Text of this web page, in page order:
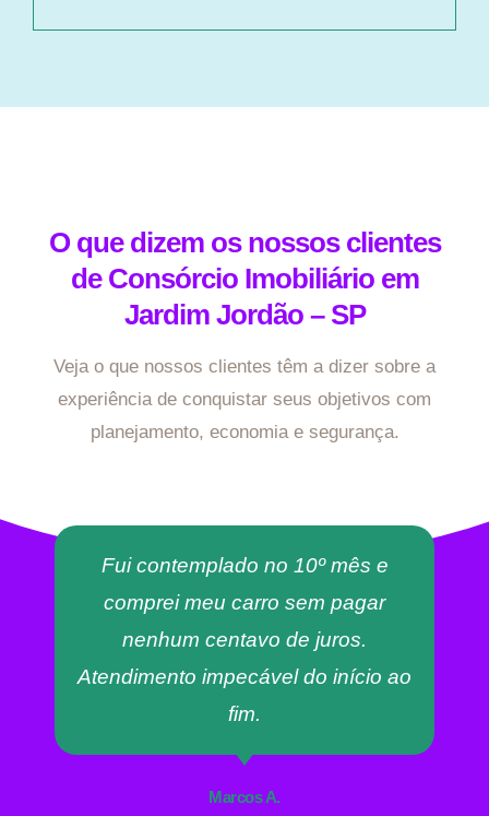
O que dizem os nossos clientes
de Consórcio Imobiliário em
Jardim Jordão – SP
Veja o que nossos clientes têm a dizer sobre a
experiência de conquistar seus objetivos com
planejamento, economia e segurança.
Fui contemplado no 10º mês e
comprei meu carro sem pagar
nenhum centavo de juros.
Atendimento impecável do início ao
fim.
Marcos A.